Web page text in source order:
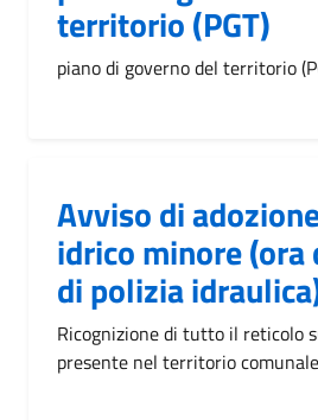
territorio (PGT)
piano di governo del territorio
Avviso di
idrico minore (ora
di polizia
Ricognizione di tutto il reticolo
presente nel territorio comunale